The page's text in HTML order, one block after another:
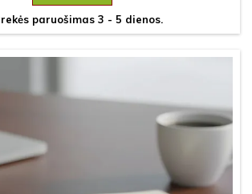
paruošimas 3 - 5 dienos.